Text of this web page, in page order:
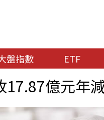
盤指數 ETF
17.87億元年